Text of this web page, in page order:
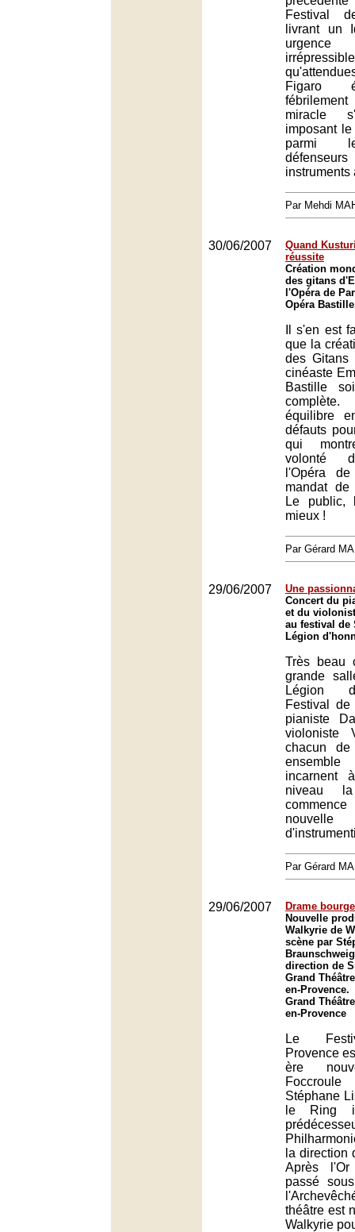
Festival
livrant un
Figaro
miracle
imposant
parmi
instruments
Par Mehdi
30/06/2007
Quand
réussite
Création
des gitans
l'Opéra de
Opéra
Il s'en est
que la
des Gitans
cinéaste
Bastille
équilibre
défauts
qui
volonté
l'Opéra
mandat de
Le public,
mieux !
Par Gérard
29/06/2007
Une
Concert du
et du
au festival de
Légion
Très beau
grande
Légion
Festival de
pianiste
violoniste
chacun
incarnent
niveau
Par Gérard
29/06/2007
Drame
Nouvelle
Walkyrie de
scène par
direction de
Grand
en-Provence.
Grand
en-Provence
Le
Provence
ère
Stéphane
le Ring
la direction
Après
passé
théâtre est
Walkyrie